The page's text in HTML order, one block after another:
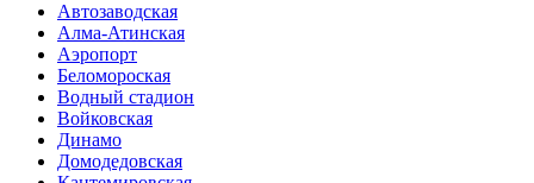
Автозаводская
Алма-Атинская
Аэропорт
Беломороская
Водный стадион
Войковская
Динамо
Домоде­довская